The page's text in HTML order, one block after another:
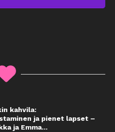
kahvila:
ja pienet lapset –
ja Emma...